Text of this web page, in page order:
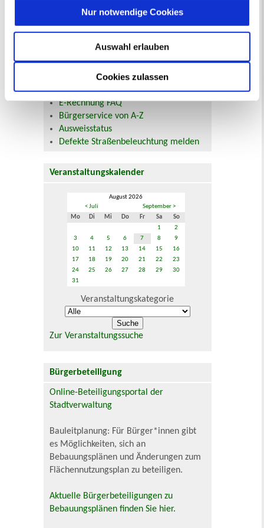
Cookies zulassen
Auswahl erlauben
Nur notwendige Cookies
Beurkundung Vaterschaft, Sorge
und Unterhalt
Urkundenservice
Online-Service (Serviceportal)
Kontaktformular
Öffnungszeiten
E-Rechnung FAQ
Bürgerservice von A-Z
Ausweisstatus
Defekte Straßenbeleuchtung melden
Veranstaltungskalender
August 2026
< Juli
September >
Mo
Di Mi Do Fr Sa
So
1
2
3
4 5 6 7 8
9
10
11 12 13 14 15
16
17
18 19 20 21 22
23
24
25 26 27 28 29
30
31
Veranstaltungskategorie
Zur Veranstaltungssuche
Bürgerbeteiligung
Online-Beteiligungsportal der
Stadtverwaltung
Bauleitplanung: Für Bürger*innen gibt
es Möglichkeiten, sich an
Bebauungsplänen und Änderungen zum
Flächennutzungsplan zu beteiligen.
Aktuelle Bürgerbeteiligungen zu
Bebauungsplänen finden Sie hier.